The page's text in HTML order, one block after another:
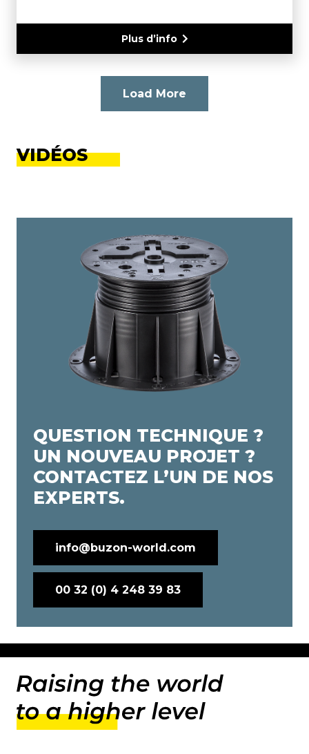
Plus d’info
Load More
VIDÉOS
QUESTION TECHNIQUE ?
UN NOUVEAU PROJET ?
CONTACTEZ L’UN DE NOS
EXPERTS.
info@buzon-world.com
00 32 (0) 4 248 39 83